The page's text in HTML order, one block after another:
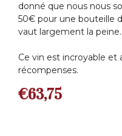
donné que nous nous
50€ pour une bouteille
vaut largement la peine.
Ce vin est incroyable et
récompenses.
€63,75